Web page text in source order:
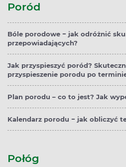
Poród
Bóle porodowe − jak odróżnić
przepowiadających?
Jak przyspieszyć poród?
przyspieszenie porodu po
Plan porodu – co to jest? Jak
Kalendarz porodu − jak obliczyć
Połóg